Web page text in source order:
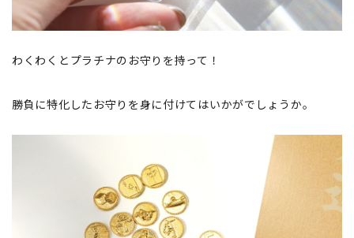
わくわくとプラチナのお守りを持って！
勝負に特化したお守りを身に付けてはいかがでしょうか。